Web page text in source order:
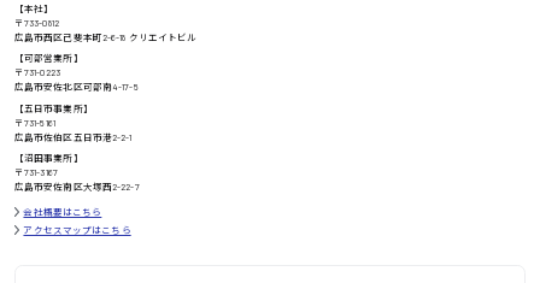
高知県
鳥取県
日給8000円〜
【本社】
〒733-0812
広島市西区己斐本町2-6-18 クリエイトビル
【可部営業所】
〒731-0223
広島市安佐北区可部南4-17-5
【五日市事業所】
〒731-5161
広島市佐伯区五日市港2-2-1
【沼田事業所】
〒731-3167
広島市安佐南区大塚西2-22-7
会社概要はこちら
アクセスマップはこちら